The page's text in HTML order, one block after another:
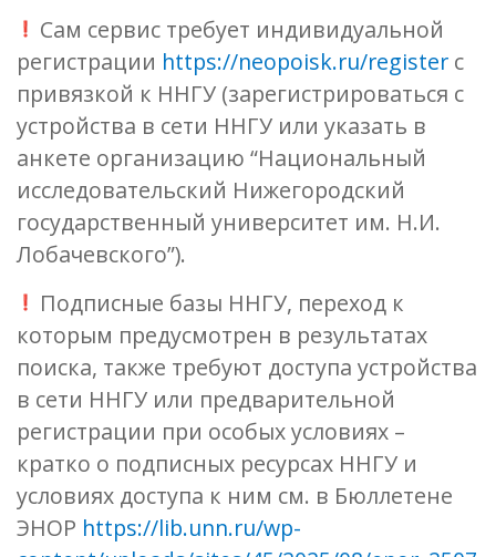
Сам сервис требует индивидуальной
регистрации https://neopoisk.ru/register с
привязкой к ННГУ (зарегистрироваться с
устройства в сети ННГУ или указать в
анкете организацию “Национальный
исследовательский Нижегородский
государственный университет им. Н.И.
Лобачевского”).
Подписные базы ННГУ, переход к
которым предусмотрен в результатах
поиска, также требуют доступа устройства
в сети ННГУ или предварительной
регистрации при особых условиях –
кратко о подписных ресурсах ННГУ и
условиях доступа к ним см. в Бюллетене
ЭНОР https://lib.unn.ru/wp-